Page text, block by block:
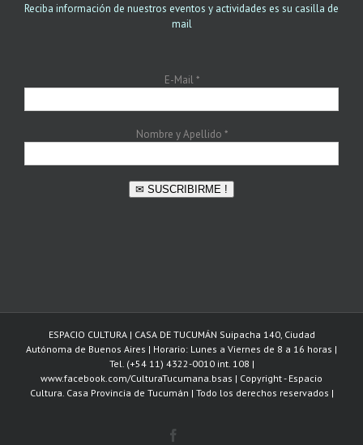
Reciba información de nuestros eventos y actividades es su casilla de
mail
E-Mail*
Nombre y Apellido *
✉ SUSCRIBIRME !
ESPACIO CULTURA | CASA DE TUCUMÁN Suipacha 140, Ciudad
Autónoma de Buenos Aires | Horario: Lunes a Viernes de 8 a 16 horas |
Tel. (+54 11) 4322-0010 int. 108 |
www.facebook.com/CulturaTucumana.bsas | Copyright - Espacio
Cultura. Casa Provincia de Tucumán | Todo los derechos reservados |